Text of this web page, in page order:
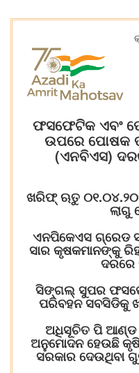
ଫସଫେଟିକ ଏବଂ
ଉପରେ ପୋଷକ
(ଏନବିଏସ)
ଖରିଫ୍‌ ଋତୁ
ଲାଗୁ
ଏନପିକେଏସ ଗ୍ରେଡ
ସାର କୃଷକମାନଙ୍କୁ
ଦରରେ
ସିଙ୍ଗଲ୍ ସୁପର
ପରିବହନ ସବସିଡିକୁ
ଅଧିସୂଚିତ ପି ଆଣ୍ଡ
ଅନୁମୋଦନ ହେଉଛି
ସରକାର ଦେଉଥିବା